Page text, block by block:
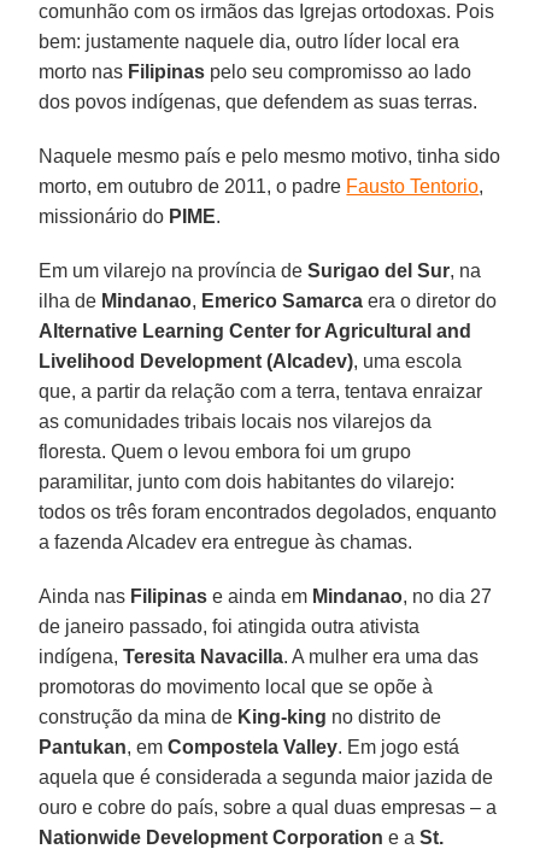
comunhão com os irmãos das Igrejas ortodoxas. Pois
bem: justamente naquele dia, outro líder local era
morto nas Filipinas pelo seu compromisso ao lado
dos povos indígenas, que defendem as suas terras.
Naquele mesmo país e pelo mesmo motivo, tinha sido
morto, em outubro de 2011, o padre Fausto Tentorio,
missionário do PIME.
Em um vilarejo na província deSurigao del Sur, na
ilha de Mindanao, Emerico Samarca era o diretor do
Alternative Learning Center for Agricultural and
Livelihood Development (Alcadev), uma escola
que, a partir da relação com a terra, tentava enraizar
as comunidades tribais locais nos vilarejos da
floresta. Quem o levou embora foi um grupo
paramilitar, junto com dois habitantes do vilarejo:
todos os três foram encontrados degolados, enquanto
a fazenda Alcadev era entregue às chamas.
Ainda nas Filipinas e ainda em Mindanao, no dia 27
de janeiro passado, foi atingida outra ativista
indígena,Teresita Navacilla. A mulher era uma das
promotoras do movimento local que se opõe à
construção da mina de King-king no distrito de
Pantukan, emCompostela Valley. Em jogo está
aquela que é considerada a segunda maior jazida de
ouro e cobre do país, sobre a qual duas empresas – a
Nationwide Development Corporation e aSt.